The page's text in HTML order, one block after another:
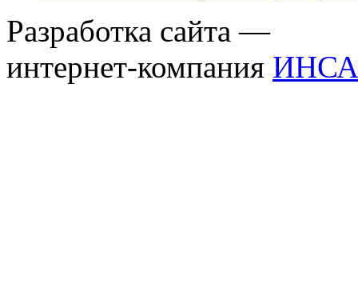
Разработка сайта —
интернет-компания